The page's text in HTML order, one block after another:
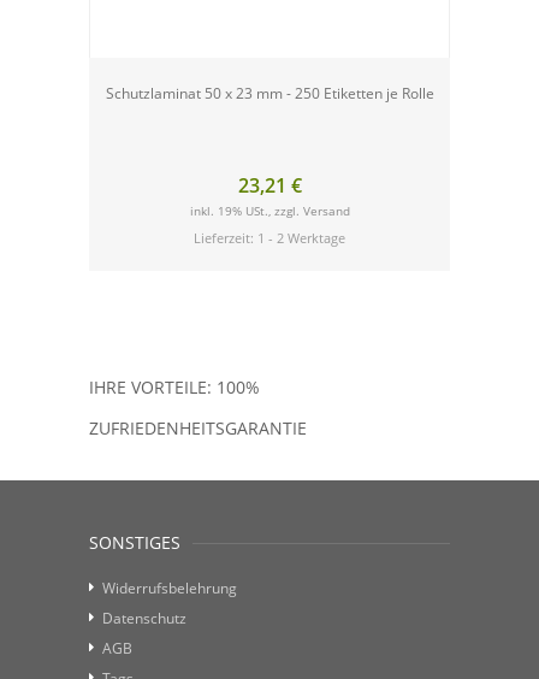
Schutzlaminat 50 x 23 mm - 250 Etiketten je Rolle
23,21 €
inkl. 19% USt., zzgl. Versand
Lieferzeit: 1 - 2 Werktage
IHRE VORTEILE: 100%
ZUFRIEDENHEITSGARANTIE
SONSTIGES
Widerrufsbelehrung
Datenschutz
AGB